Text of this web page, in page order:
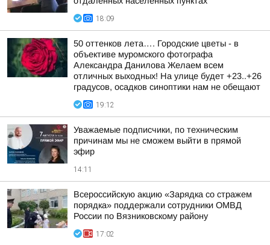
18:09
50 оттенков лета…. Городские цветы - в
объективе муромского фотографа
Александра Данилова Желаем всем
отличных выходных! На улице будет +23..+26
градусов, осадков синоптики нам не обещают
19:12
Уважаемые подписчики, по техническим
причинам мы не сможем выйти в прямой
эфир
14:11
Всероссийскую акцию «Зарядка со стражем
порядка» поддержали сотрудники ОМВД
России по Вязниковскому району
17:02